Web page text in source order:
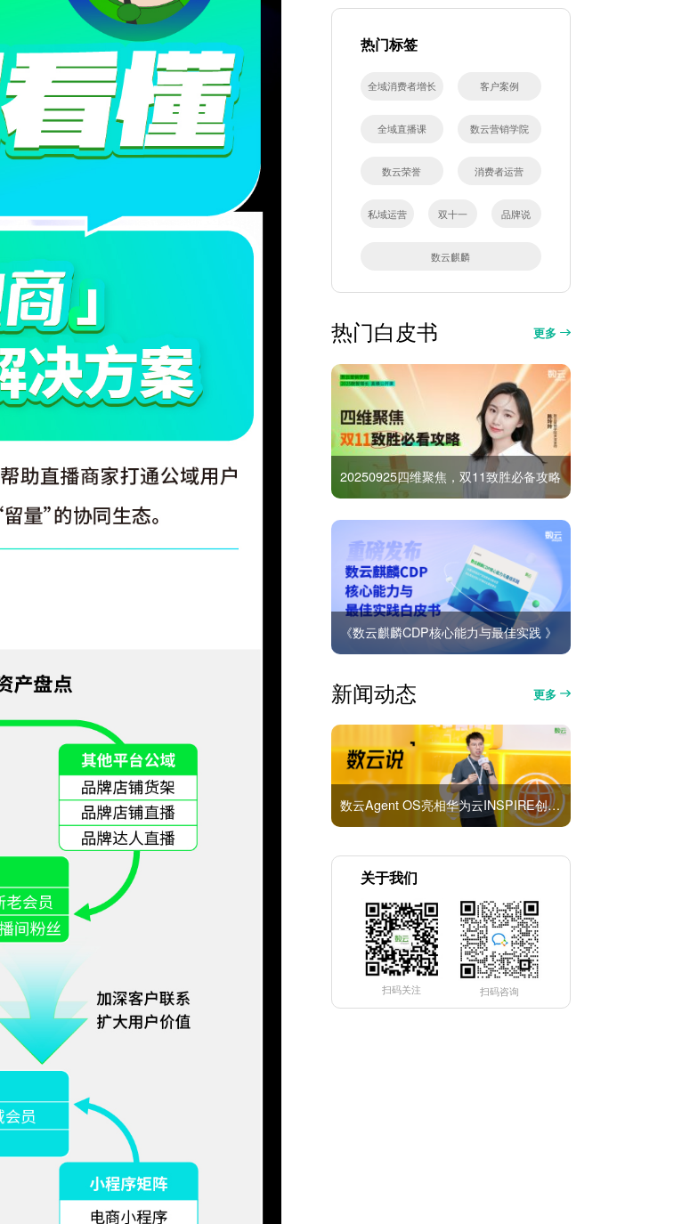
热门标签
全域消费者增长 客户案例
全域直播课 数云营销学院
数云荣誉 消费者运营
私域运营 双十一 品牌说
数云麒麟
热门白皮书 更多
20250925四维聚焦，双11致胜必备攻略
《数云麒麟CDP核心能力与最佳实践 》
新闻动态 更多
数云Agent OS亮相华为云INSPIRE创想者大会：以AI重构消费者运营与零售营销新范式
关于我们
扫码关注 扫码咨询